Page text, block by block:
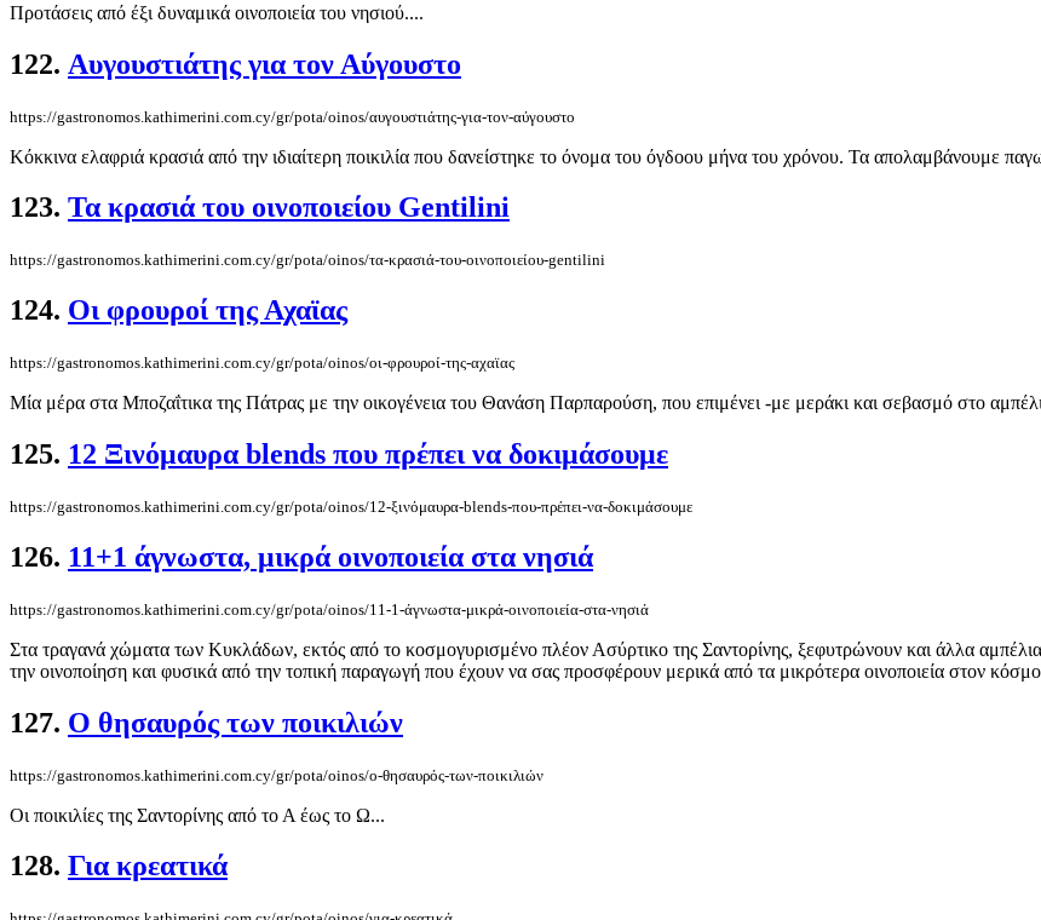
Προτάσεις από έξι δυναμικά οινοποιεία του νησιού....
122. Αυγουστιάτης για τον Αύγουστο
https://gastronomos.kathimerini.com.cy/gr/pota/oinos/αυγουστιάτης-για-τον-αύγουστο
Κόκκινα ελαφριά κρασιά από την ιδιαίτερη ποικιλία που δανείστηκε το όνομα του όγδοου μήνα του χρόνου. Τα απολαμβάνουμε
123. Τα κρασιά του οινοποιείου Gentilini
https://gastronomos.kathimerini.com.cy/gr/pota/oinos/τα-κρασιά-του-οινοποιείου-gentilini
124. Οι φρουροί της Αχαϊας
https://gastronomos.kathimerini.com.cy/gr/pota/oinos/οι-φρουροί-της-αχαϊας
Μία μέρα στα Μποζαΐτικα της Πάτρας με την οικογένεια του Θανάση Παρπαρούση, που επιμένει -με μεράκι και σεβασμό στο
125. 12 Ξινόμαυρα blends που πρέπει να δοκιμάσουμε
https://gastronomos.kathimerini.com.cy/gr/pota/oinos/12-ξινόμαυρα-blends-που-πρέπει-να-δοκιμάσουμε
126. 11+1 άγνωστα, μικρά οινοποιεία στα νησιά
https://gastronomos.kathimerini.com.cy/gr/pota/oinos/11-1-άγνωστα-μικρά-οινοποιεία-στα-νησιά
Στα τραγανά χώματα των Κυκλάδων, εκτός από το κοσμογυρισμένο πλέον Ασύρτικο της Σαντορίνης, ξεφυτρώνουν και άλλα
την οινοποίηση και φυσικά από την τοπική παραγωγή που έχουν να σας προσφέρουν μερικά από τα μικρότερα οινοποιεία στον
127. Ο θησαυρός των ποικιλιών
https://gastronomos.kathimerini.com.cy/gr/pota/oinos/ο-θησαυρός-των-ποικιλιών
Οι ποικιλίες της Σαντορίνης από το Α έως το Ω...
128. Για κρεατικά